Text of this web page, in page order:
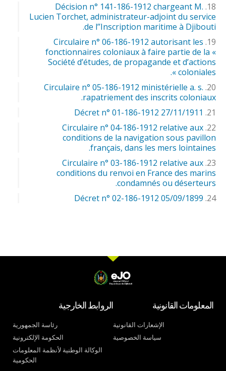
Décision n° 141-186-1912 chargeant M.
Lucien Torchet, administrateur-adjoint du service
de l’’Inscription maritime à Djibouti.
Circulaire n° 06-186-1912 autorisant les
fonctionnaires coloniaux à faire partie de la «
Société d’études, de propagande et d’actions
coloniales ».
Circulaire n° 05-186-1912 ministérielle a. s.
rapatriement des inscrits coloniaux.
Décret n° 01-186-1912 27/11/1911
Circulaire n° 04-186-1912 relative aux
conditions de la navigation sous pavillon
français, dans les mers lointaines.
Circulaire n° 03-186-1912 relative aux
conditions du renvoi en France des marins
condamnés ou déserteurs.
Décret n° 02-186-1912 05/09/1899
المعلومات القانونية
الإشعارات القانونية
سياسة الخصوصية
الروابط الخارجية
رئاسة الجمهورية
الحكومة الإلكترونية
الوكالة الوطنية لأنظمة المعلومات
الحكومية